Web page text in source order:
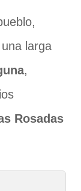
larga
,
Rosadas